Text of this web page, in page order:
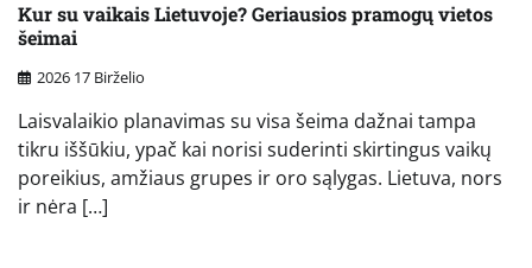
Kur su vaikais Lietuvoje? Geriausios pramogų vietos
šeimai
2026 17 Birželio
Laisvalaikio planavimas su visa šeima dažnai tampa
tikru iššūkiu, ypač kai norisi suderinti skirtingus vaikų
poreikius, amžiaus grupes ir oro sąlygas. Lietuva, nors
ir nėra […]